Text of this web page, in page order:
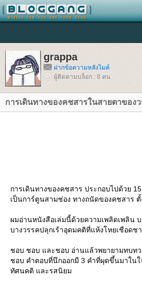
grappa
ฝากข้อความหลังไมค์
ผู้ติดตามบล็อก : 8 คน
การเดินทางของคชสารในสายตาของ
การเดินทางของคชสาร ประกอบไปด้วย
เป็นการ์ตูนสามช่อง ทางถนัดของคชสาร
ผมอ่านหนังสือเล่มนี้ด้วยความเพลิดเพลิน
บางวรรคปลุกเร้าอุดมคติที่แห้งโหยเชือดชา
ชอบ ชอบ และชอบ อ่านแล้วพยายามทบท
ชอบ คำตอบที่นึกออกมี 3 คำที่ผุดขึ้นมาใน
ทัศนคติ และรสนิยม